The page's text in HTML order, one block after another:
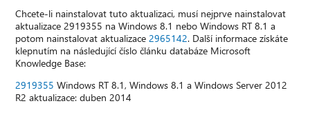
Chcete-li nainstalovat tuto aktualizaci, musí nejprve nainstalovat
aktualizace 2919355 na Windows 8.1 nebo Windows RT 8.1 a
potom nainstalovat aktualizace2965142. Další informace získáte
klepnutím na následující číslo článku databáze Microsoft
Knowledge Base:
2919355 Windows RT 8.1, Windows 8.1 a Windows Server 2012
R2 aktualizace: duben 2014